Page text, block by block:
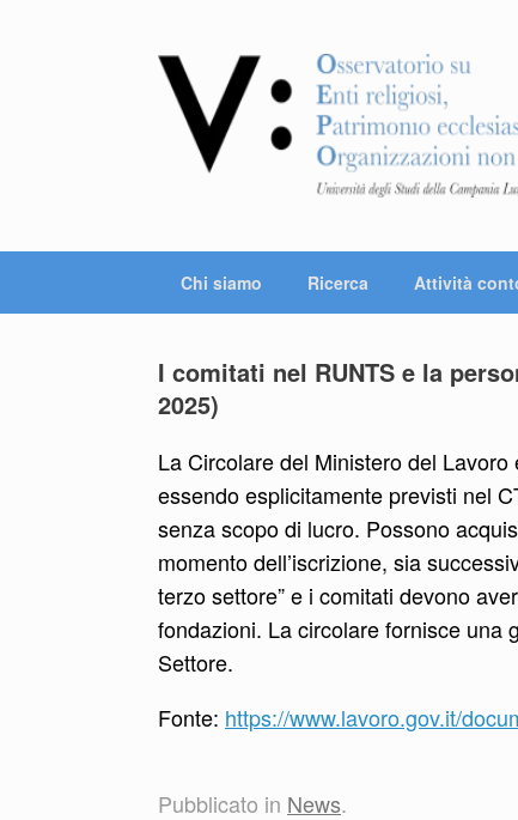
Chi siamo Ricerca Attività
I comitati nel RUNTS e la
2025)
La Circolare del Ministero del
essendo esplicitamente previsti nel
senza scopo di lucro. Possono
momento dell’iscrizione, sia
terzo settore” e i comitati devono
fondazioni. La circolare fornisce una
Settore.
Fonte: https://www.lavoro.gov.it/
Pubblicato in News.